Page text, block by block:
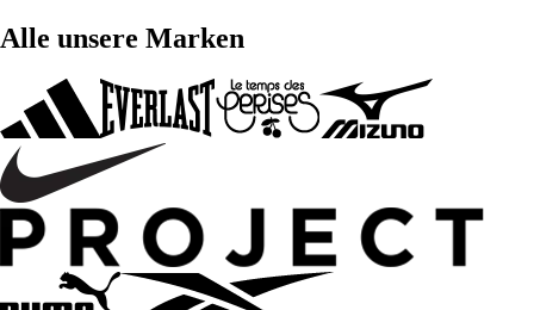
Alle unsere Marken